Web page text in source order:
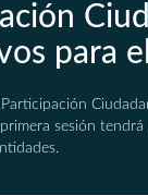
para
Participación
sesión